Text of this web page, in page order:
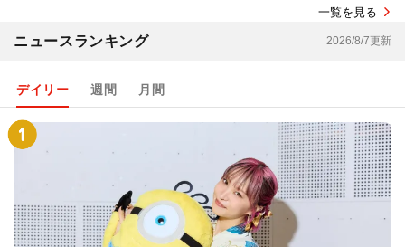
一覧を見る
ニュースランキング 2026/8/7更新
デイリー 週間 月間